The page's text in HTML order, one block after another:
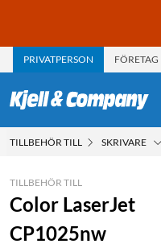
PRIVATPERSON FÖRETAG
TILLBEHÖR TILL SKRIVARE
TILLBEHÖR TILL
Color LaserJet
CP1025nw